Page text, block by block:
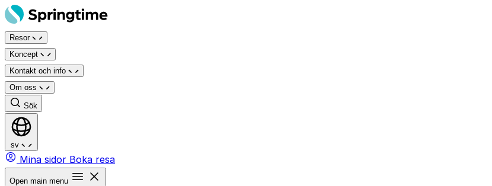
Hoppa
till
innehåll
Resor
Koncept
Kontakt och info
Om oss
Sök
sv
Mina sidor Boka resa
Open main menu